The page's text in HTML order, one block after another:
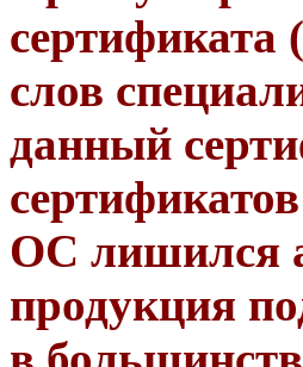
слов
данный
ОС лишился
продукция